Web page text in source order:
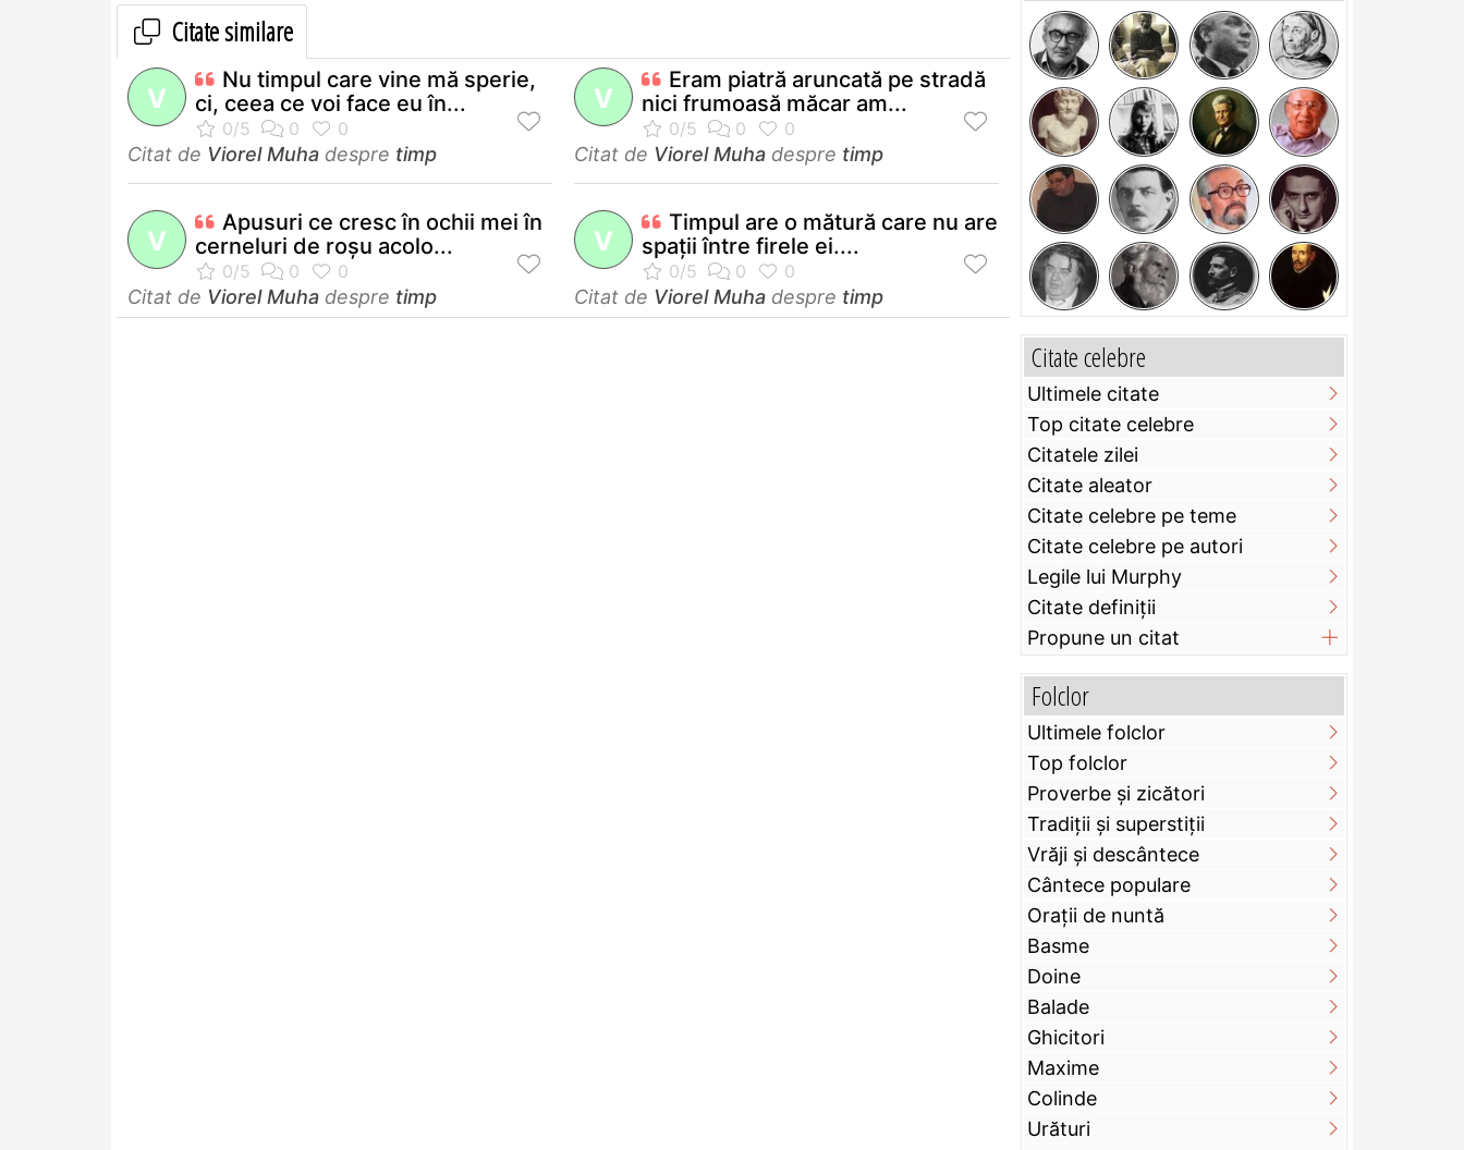
Citate similare
V
Nu timpul care vine mă sperie,
ci, ceea ce voi face eu în...
Citat de Viorel Muha despre timp
V
Eram piatră aruncată pe stradă
nici frumoasă măcar am...
Citat de Viorel Muha despre timp
V
Apusuri ce cresc în ochii mei în
cerneluri de roşu acolo...
Citat de Viorel Muha despre timp
V
Timpul are o mătură care nu are
spaţii între firele ei....
Citat de Viorel Muha despre timp
Citate celebre
Ultimele citate
Top citate celebre
Citatele zilei
Citate aleator
Citate celebre pe teme
Citate celebre pe autori
Legile lui Murphy
Citate definiţii
Propune un citat
Folclor
Ultimele folclor
Top folclor
Proverbe și zicători
Tradiții și superstiții
Vrăji și descântece
Cântece populare
Orații de nuntă
Basme
Doine
Balade
Ghicitori
Maxime
Colinde
Urături